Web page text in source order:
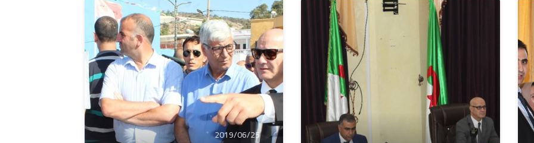
2019/06/25